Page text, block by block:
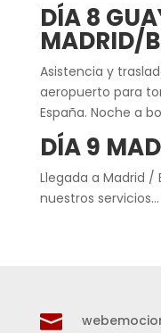
DÍA 8
MADRID/
Asistencia y
aeropuerto para
España. Noche a
DÍA 9
Llegada a Madrid /
nuestros servicios…
